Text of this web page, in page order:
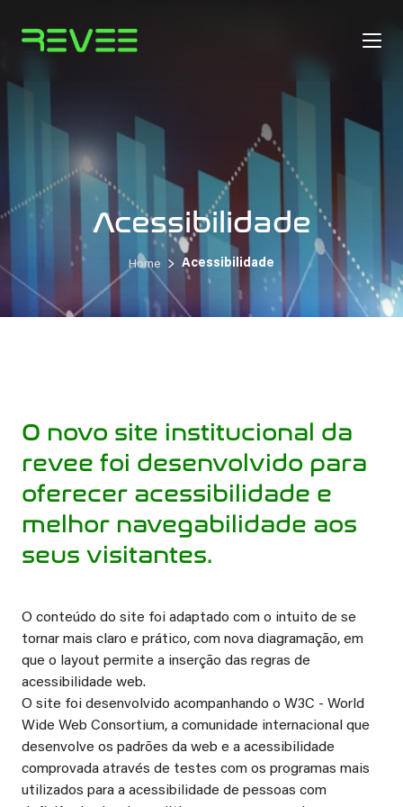
Acessibilidade
Home Acessibilidade
O novo site institucional da
revee foi desenvolvido para
oferecer acessibilidade e
melhor navegabilidade aos
seus visitantes.
O conteúdo do site foi adaptado com o intuito de se
tornar mais claro e prático, com nova diagramação, em
que o layout permite a inserção das regras de
acessibilidade web.
O site foi desenvolvido acompanhando o W3C - World
Wide Web Consortium, a comunidade internacional que
desenvolve os padrões da web e a acessibilidade
comprovada através de testes com os programas mais
utilizados para a acessibilidade de pessoas com